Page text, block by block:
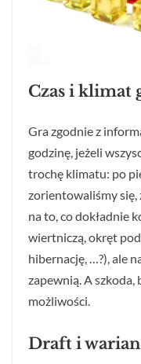
Czas i klimat
Gra zgodnie z
godzinę, jeżeli
trochę klimatu: po
zorientowaliśmy się,
na to, co dokładnie
wiertniczą, okręt
hibernację, …?), ale
zapewnią. A
możliwości.
Draft i